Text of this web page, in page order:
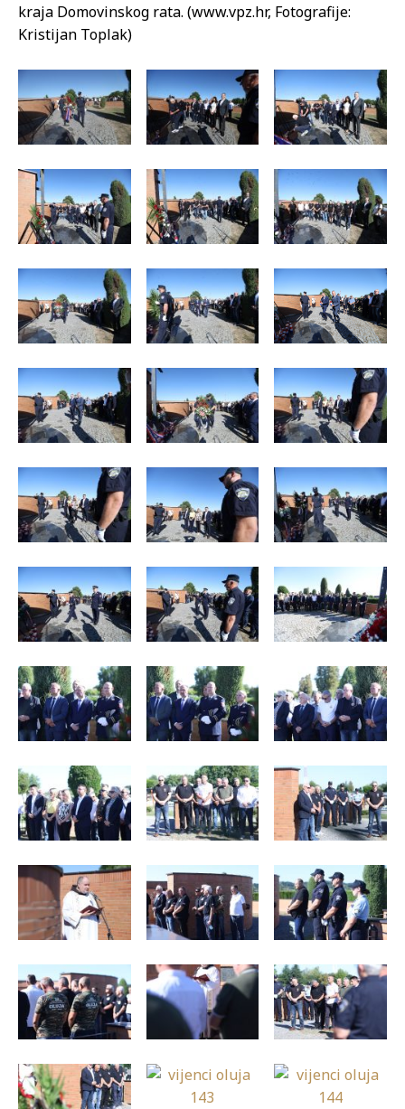
kraja Domovinskog rata. (www.vpz.hr, Fotografije:
Kristijan Toplak)